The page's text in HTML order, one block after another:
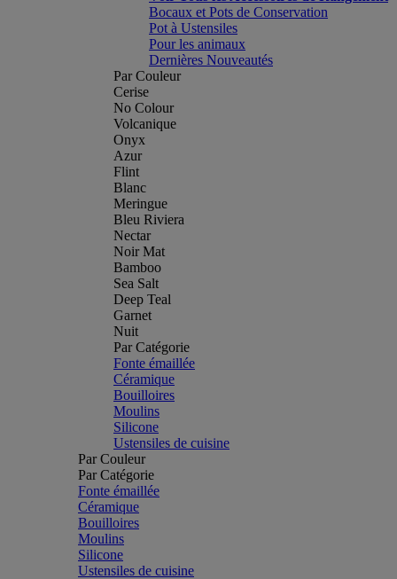
Bocaux et Pots de Conservation
Pot à Ustensiles
Pour les animaux
Dernières Nouveautés
Par Couleur
Cerise
No Colour
Volcanique
Onyx
Azur
Flint
Blanc
Meringue
Bleu Riviera
Nectar
Noir Mat
Bamboo
Sea Salt
Deep Teal
Garnet
Nuit
Par Catégorie
Fonte émaillée
Céramique
Bouilloires
Moulins
Silicone
Ustensiles de cuisine
Par Couleur
Par Catégorie
Fonte émaillée
Céramique
Bouilloires
Moulins
Silicone
Ustensiles de cuisine